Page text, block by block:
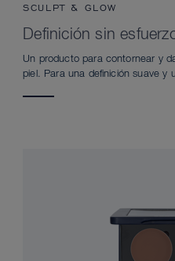
SCULPT & GLOW
Definición sin
Un producto para contornear y
piel. Para una definición suave y